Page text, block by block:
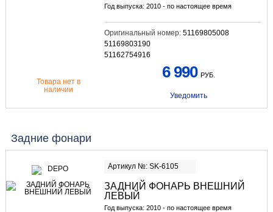
Год выпуска: 2010 - по настоящее время
Оригинальный номер: 51169805008
51169803190
51162754916
Товара нет в
наличии
6 990 РУБ.
Уведомить
Задние фонари
Артикул №: SK-6105
ЗАДНИЙ ФОНАРЬ ВНЕШНИЙ
ЛЕВЫЙ
Год выпуска: 2010 - по настоящее время